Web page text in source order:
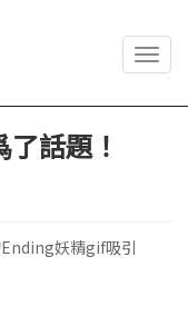
話題！
妖精gif吸引